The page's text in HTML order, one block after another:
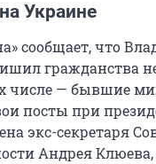
Украине
сообщает, что
гражданства
числе — бывшие
посты при
экс-секретаря
Андрея